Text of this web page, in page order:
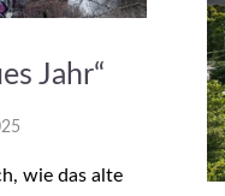
Jahr“
wie das alte